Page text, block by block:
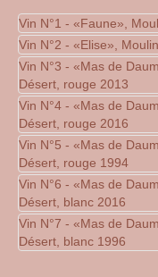
Vin N°1 - «Faune»,
Votre texte...
Vin N°2 - «Elise»,
Votre texte...
Vin N°3 - «Mas de
Désert, rouge 2013
Votre texte...
Vin N°4 - «Mas de
Désert, rouge 2016
Votre texte...
Vin N°5 - «Mas de
Désert, rouge 1994
Votre texte...
Vin N°6 - «Mas de
Désert, blanc 2016
Votre texte...
Vin N°7 - «Mas de
Désert, blanc 1996